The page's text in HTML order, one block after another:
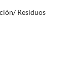
Residuos